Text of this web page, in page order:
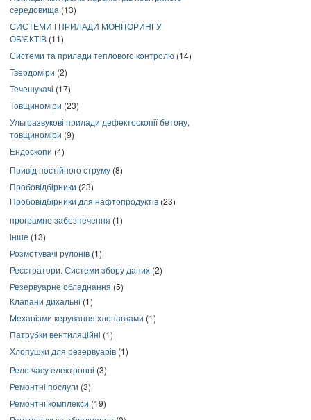
середовища (13)
СИСТЕМИ І ПРИЛАДИ МОНІТОРИНГУ
ОБ'ЄКТІВ (11)
Системи та прилади теплового контролю (14)
Твердоміри (2)
Течешукачі (17)
Товщиноміри (23)
Ультразвукові прилади дефектоскопії бетону,
товщиноміри (9)
Ендоскопи (4)
Привід постійного струму (8)
Пробовідбірники (23)
Пробовідбірники для нафтопродуктів (23)
програмне забезпечення (1)
інше (13)
Розмотувачі рулонів (1)
Реєстратори. Системи збору даних (2)
Резервуарне обладнання (5)
Клапани дихальні (1)
Механізми керування хлопавками (1)
Патрубки вентиляційні (1)
Хлопушки для резервуарів (1)
Реле часу електронні (3)
Ремонтні послуги (3)
Ремонтні комплекси (19)